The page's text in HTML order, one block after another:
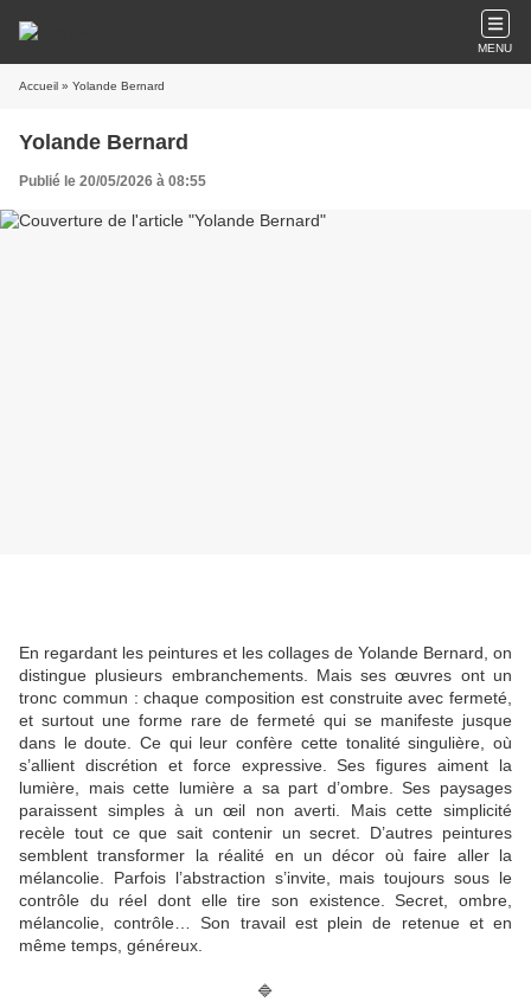
MENU
Accueil » Yolande Bernard
Yolande Bernard
Publié le 20/05/2026 à 08:55
En regardant les peintures et les collages de Yolande Bernard, on
distingue plusieurs embranchements. Mais ses œuvres ont un
tronc commun : chaque composition est construite avec fermeté,
et surtout une forme rare de fermeté qui se manifeste jusque
dans le doute. Ce qui leur confère cette tonalité singulière, où
s’allient discrétion et force expressive. Ses figures aiment la
lumière, mais cette lumière a sa part d’ombre. Ses paysages
paraissent simples à un œil non averti. Mais cette simplicité
recèle tout ce que sait contenir un secret. D’autres peintures
semblent transformer la réalité en un décor où faire aller la
mélancolie. Parfois l’abstraction s’invite, mais toujours sous le
contrôle du réel dont elle tire son existence. Secret, ombre,
mélancolie, contrôle… Son travail est plein de retenue et en
même temps, généreux.
🔷